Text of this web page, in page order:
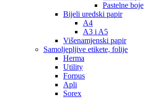
Pastelne boje
Bijeli uredski papir
A4
A3 i A5
Višenamjenski papir
Samoljepljive etikete, folije
Herma
Utility
Forpus
Apli
Sorex